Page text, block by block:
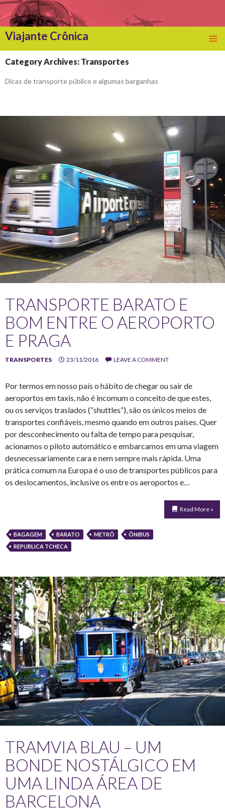
Viajante Crônica
TO
CONTENT
Category Archives: Transportes
Dicas de transporte público e algumas barganhas
TRANSPORTE BARATO E
BOM ENTRE O AEROPORTO
E PRAGA
TRANSPORTES 23/11/2016 LEAVE A COMMENT
Por termos em nosso país o hábito de chegar ou sair de
aeroportos em taxis, não é incomum o conceito de que estes,
ou os serviços traslados (“shuttles”), são os únicos meios de
transportes confiáveis, mesmo quando em outros países. Quer
por desconhecimento ou falta de tempo para pesquisar,
acionamos o piloto automático e embarcamos em uma viagem
desnecessariamente cara e nem sempre mais rápida. Uma
prática comum na Europa é o uso de transportes públicos para
os deslocamentos, inclusive os entre os aeroportos e…
Read More »
BAGAGEM BARATO METRÔ
ÔNIBUS
REPUBLICA TCHECA
TRAMVIA BLAU – UM
BONDE NOSTÁLGICO EM
UMA LINDA ÁREA DE
BARCELONA